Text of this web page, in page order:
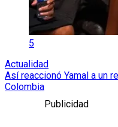
5
Actualidad
Así reaccionó Yamal a un
Colombia
Publicidad